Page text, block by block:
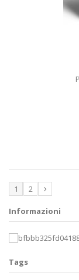
1 2
Informazioni
Tags